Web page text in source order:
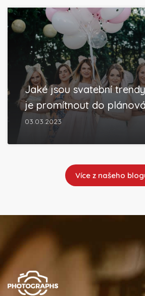
Jaké jsou svatební
je promítnout do
03.03.2023
Více z našeho